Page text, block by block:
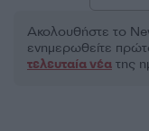
Ακολουθήστε το
ενημερωθείτε
τελευταία νέα της